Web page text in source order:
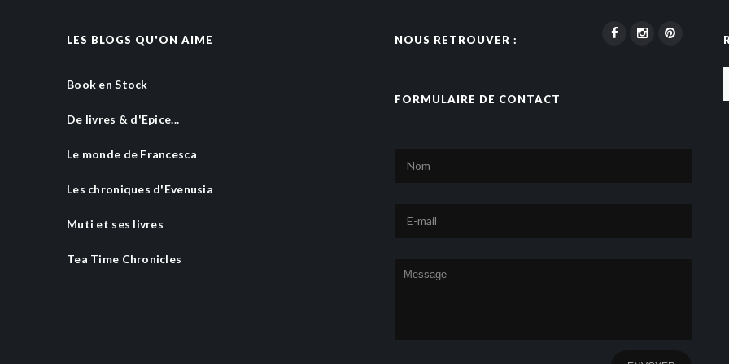
LES BLOGS QU'ON AIME
Book en Stock
De livres & d'Epice...
Le monde de Francesca
Les chroniques d'Evenusia
Muti et ses livres
Tea Time Chronicles
NOUS RETROUVER :
FORMULAIRE DE CONTACT